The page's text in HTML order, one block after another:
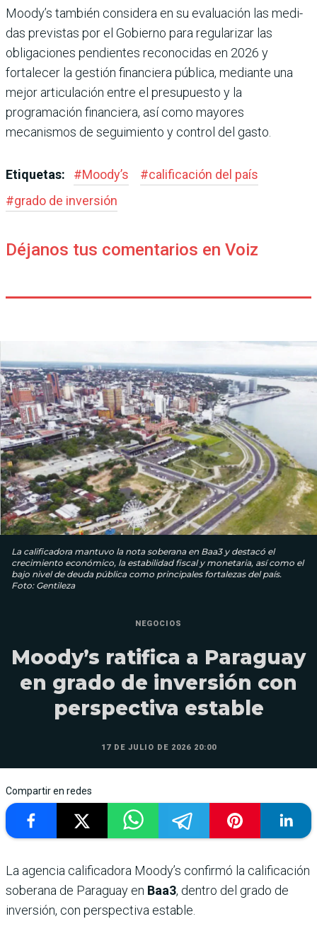
Moody’s también consi­dera en su evaluación las medi­
das previstas por el Gobierno para regularizar las
obligacio­nes pendientes reconocidas en 2026 y
fortalecer la gestión financiera pública, mediante una
mejor articulación entre el presupuesto y la
programación financiera, así como mayores
mecanismos de seguimiento y control del gasto.
Etiquetas: #Moody’s #calificación del país
#grado de inversión
Déjanos tus comentarios en Voiz
La calificadora mantuvo la nota soberana en Baa3 y destacó el
crecimiento económico, la estabilidad fiscal y monetaria, así como el
bajo nivel de deuda pública como principales fortalezas del país.
Foto: Gentileza
NEGOCIOS
Moody’s ratifica a Paraguay
en grado de inversión con
perspectiva estable
17 DE JULIO DE 2026 20:00
Compartir en redes
La agencia calificadora Moody’s confirmó la calificación
soberana de Paraguay en Baa3, dentro del grado de
inversión, con perspectiva estable.